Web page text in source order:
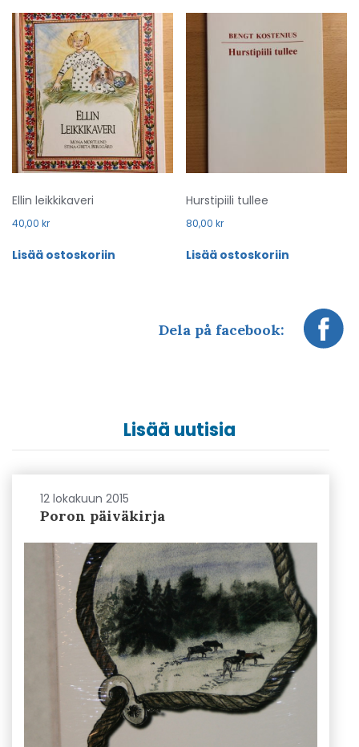
Ellin leikkikaveri
40,00 kr
Lisää ostoskoriin
Hurstipiili tullee
80,00kr
Lisää ostoskoriin
Dela på facebook:
Lisää uutisia
12 lokakuun 2015
Poron päiväkirja